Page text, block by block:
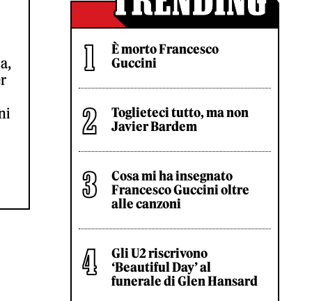
È morto Francesco
Guccini
Toglieteci tutto, ma non
Javier Bardem
Cosa mi ha insegnato
Francesco Guccini oltre
alle canzoni
Gli U2 riscrivono
‘Beautiful Day’ al
funerale di Glen Hansard